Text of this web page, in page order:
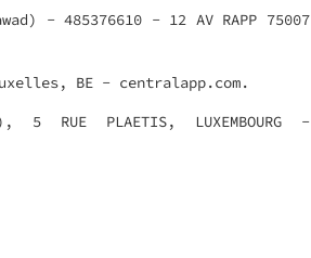
- 485376610 - 12 AV RAPP 75007
BE - centralapp.com.
5 RUE PLAETIS, LUXEMBOURG -